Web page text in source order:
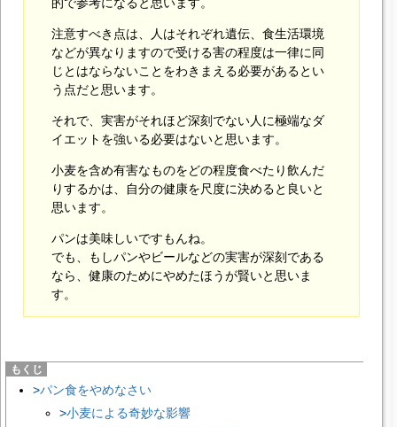
注意すべき点は、人はそれぞれ遺伝、食生活環境
などが異なりますので受ける害の程度は一律に同
じとはならないことをわきまえる必要があるとい
う点だと思います。
それで、実害がそれほど深刻でない人に極端なダ
イエットを強いる必要はないと思います。
小麦を含め有害なものをどの程度食べたり飲んだ
りするかは、自分の健康を尺度に決めると良いと
思います。
パンは美味しいですもんね。
でも、もしパンやビールなどの実害が深刻である
なら、健康のためにやめたほうが賢いと思いま
す。
パン食をやめなさい
小麦による奇妙な影響